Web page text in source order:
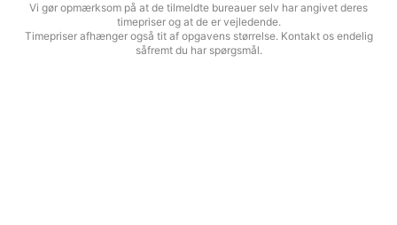
Vi gør opmærksom på at de tilmeldte bureauer selv har angivet deres
timepriser og at de er vejledende.
Timepriser afhænger også tit af opgavens størrelse. Kontakt os endelig
såfremt du har spørgsmål.